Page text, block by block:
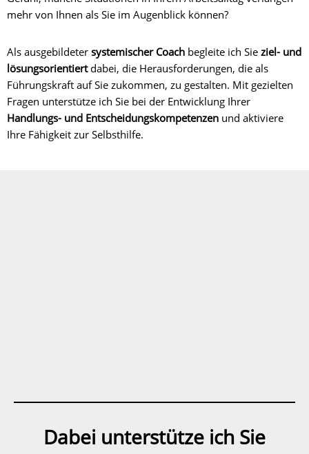
mehr von Ihnen als Sie im Augenblick können?
Als ausgebildeter systemischer Coach begleite ich Sie ziel- und
lösungsorientiertdabei, die Herausforderungen, die als
Führungskraft auf Sie zukommen, zu gestalten. Mit gezielten
Fragen unterstütze ich Sie bei der Entwicklung Ihrer
Handlungs- und Entscheidungskompetenzen und aktiviere
Ihre Fähigkeit zur Selbsthilfe.
Dabei unterstütze ich Sie